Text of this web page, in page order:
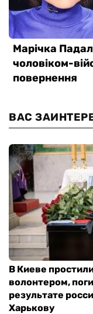
ВАС
В Киеве
волонтером,
результате
Харькову